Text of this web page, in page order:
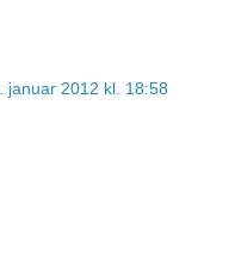
januar 2012 kl. 18:58